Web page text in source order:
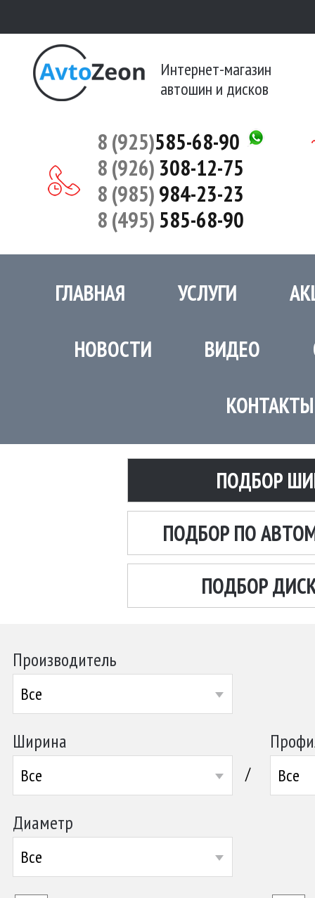
Интернет-магазин
автошин и дисков
8 (925)585-68-90
8 (926) 308-12-75
8 (985)984-23-23
8 (495)585-68-90
ГЛАВНАЯ УСЛУГИ
НОВОСТИ ВИДЕО
КОНТАКТЫ
ПОДБОР
ПОДБОР ПО
ПОДБОР
Производитель
Все
Ширина
Все / Все
Диаметр
Все